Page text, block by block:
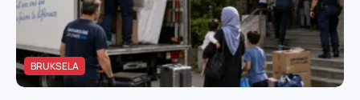
BRUKSELA